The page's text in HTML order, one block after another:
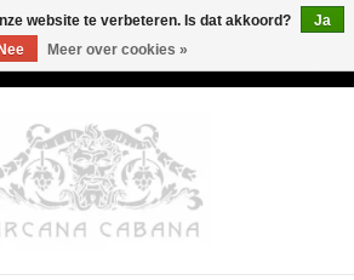
website te verbeteren. Is dat akkoord?
Ja
Nee
Meer over cookies »